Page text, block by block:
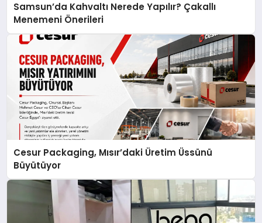
Samsun’da Kahvaltı Nerede Yapılır? Çakallı
Menemeni Önerileri
Cesur Packaging, Mısır’daki Üretim Üssünü
Büyütüyor